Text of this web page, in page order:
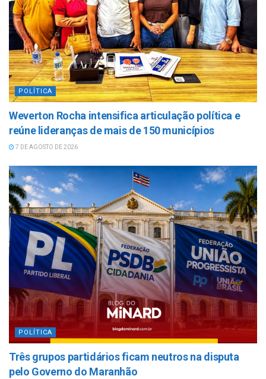
POLÍTICA
Weverton Rocha intensifica articulação política e
reúne lideranças de mais de 150 municípios
7 DE AGOSTO DE 2026
POLÍTICA
Três grupos partidários ficam neutros na disputa
pelo Governo do Maranhão